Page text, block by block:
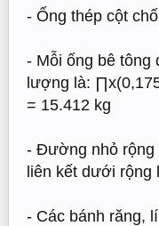
- Ống thép cột
- Mỗi ống bê
lượng là:
= 15.412 kg
- Đường nhỏ rộng
liên kết dưới rộng
- Các bánh răng,